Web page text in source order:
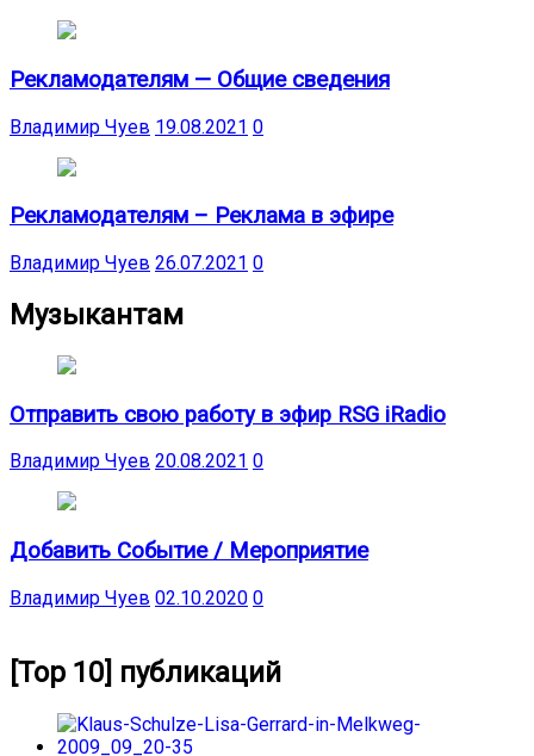
Рекламодателям — Общие сведения
Владимир Чуев 19.08.2021 0
Рекламодателям – Реклама в эфире
Владимир Чуев 26.07.2021 0
Музыкантам
Отправить свою работу в эфир RSG iRadio
Владимир Чуев 20.08.2021 0
Добавить Событие / Мероприятие
Владимир Чуев 02.10.2020 0
[Top 10] публикаций